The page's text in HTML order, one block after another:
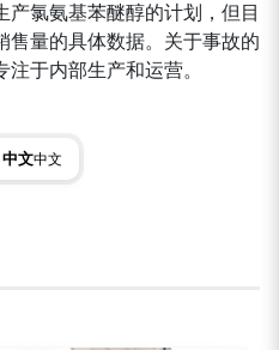
氯氨基苯醚醇的计划，但目
售量的具体数据。关于事故的
于内部生产和运营。
中文中文